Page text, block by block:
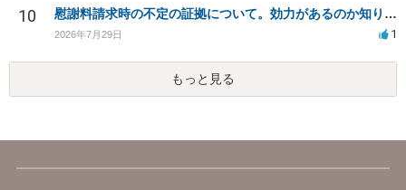
10 慰謝料請求時の不定の証拠について。効力があるのか知りたい。
2026年7月29日 1
もっと見る